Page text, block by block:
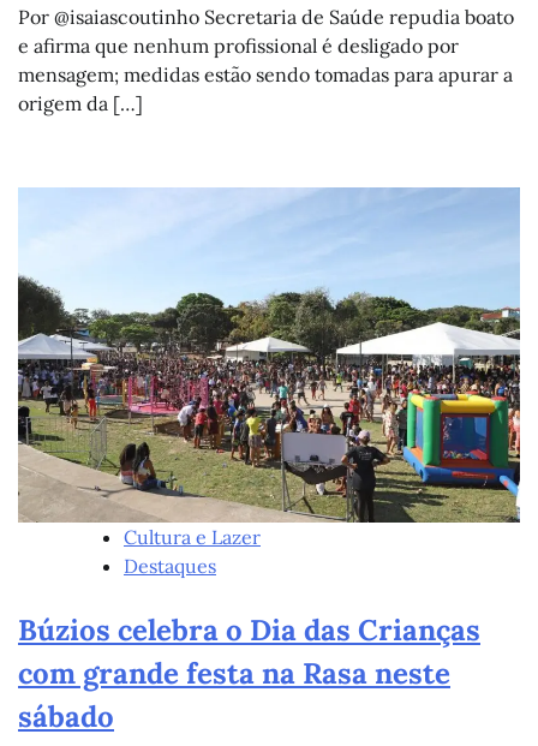
Por @isaiascoutinho Secretaria de Saúde repudia boato
e afirma que nenhum profissional é desligado por
mensagem; medidas estão sendo tomadas para apurar a
origem da […]
Cultura e Lazer
Destaques
Búzios celebra o Dia das Crianças
com grande festa na Rasa neste
sábado